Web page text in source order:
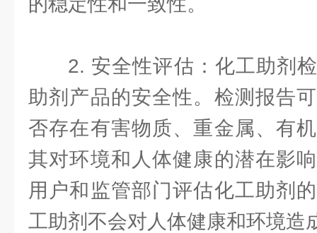
2. 安全性评估：化工助剂
助剂产品的安全性。检测报告
否存在有害物质、重金属、有
其对环境和人体健康的潜在影
用户和监管部门评估化工助剂
工助剂不会对人体健康和环境造